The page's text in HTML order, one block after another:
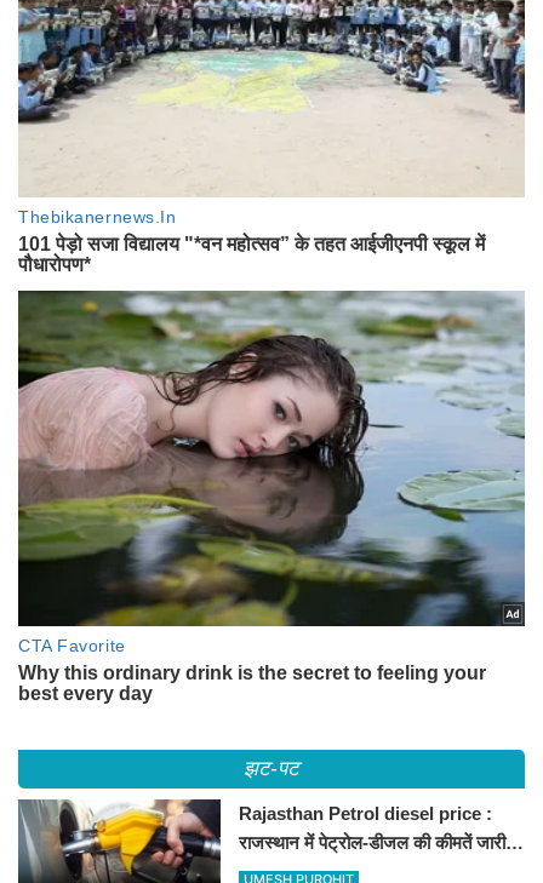
झट-पट
Rajasthan Petrol diesel price :
राजस्थान में पेट्रोल-डीजल की कीमतें जारी,
जानिए बीकानेर समेत पुरे प्रदेश में नए रेट
UMESH PUROHIT